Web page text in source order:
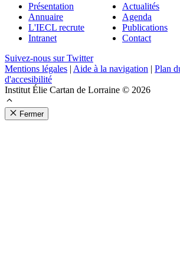
Présentation
Annuaire
L'IECL recrute
Intranet
Actualités
Agenda
Publications
Contact
Suivez-nous sur Twitter
Mentions légales | Aide à la navigation | Plan
d'accesibilité
Institut Élie Cartan de Lorraine © 2026
Fermer